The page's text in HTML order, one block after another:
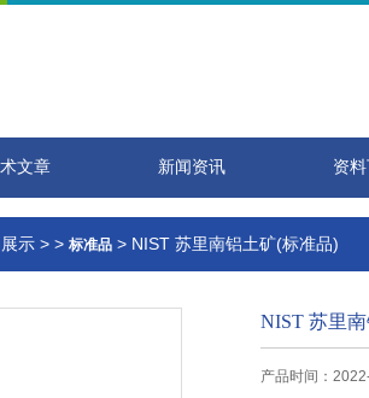
文章 新闻资讯 资
示 > > 标准品 > NIST 苏里南铝土矿(标准品)
NIST 苏里
产品时间：